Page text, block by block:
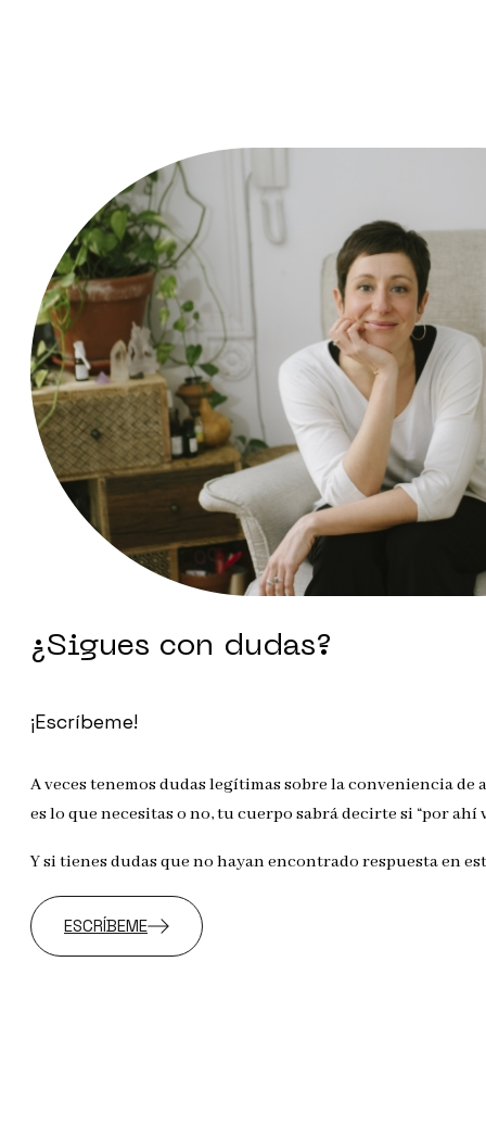
¿Sigues con dudas?
¡Escríbeme!
A veces tenemos dudas legítimas sobre la conveniencia
es lo que necesitas o no, tu cuerpo sabrá decirte si “por ahí
Y si tienes dudas que no hayan encontrado respuesta en
ESCRÍBEME